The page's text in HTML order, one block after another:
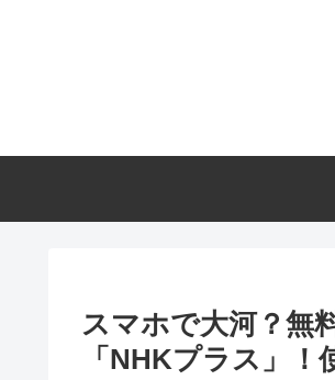
スマホで大河？無
「NHKプラス」